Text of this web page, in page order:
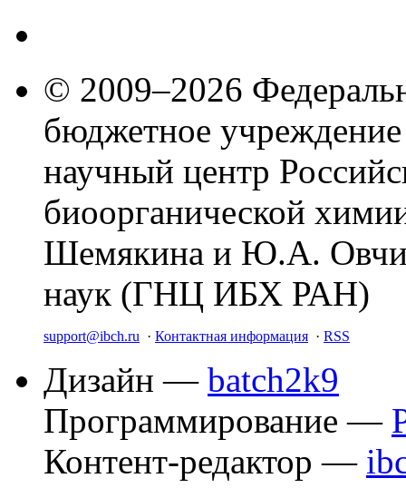
© 2009–2026
бюджетное
научный центр
биоорганической
Шемякина и Ю.А.
наук (ГНЦ ИБХ РАН)
support@ibch.ru · Контактная информация · RSS
Дизайн — batch2k9
Программирование —
Контент-редактор —